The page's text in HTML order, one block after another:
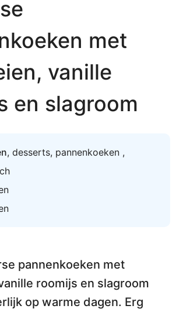
met
vanille
en slagroom
,desserts, pannenkoeken ,
pannenkoeken met
roomijs en slagroom
op warme dagen. Erg